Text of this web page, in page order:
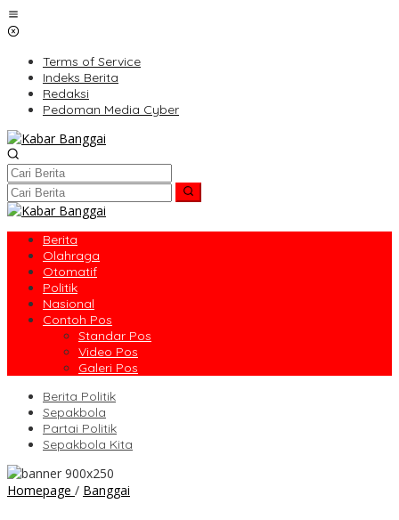
Lewati
ke
Terms of Service
Indeks Berita
Redaksi
Pedoman Media Cyber
Berita
Olahraga
Otomatif
Politik
Nasional
Contoh Pos
Standar Pos
Video Pos
Galeri Pos
Berita Politik
Sepakbola
Partai Politik
Sepakbola Kita
Homepage / Banggai